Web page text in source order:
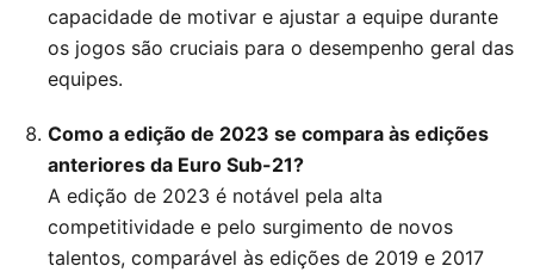
capacidade de motivar e ajustar a equipe durante
os jogos são cruciais para o desempenho geral das
equipes.
Como a edição de 2023 se compara às edições
anteriores da Euro Sub-21?
A edição de 2023 é notável pela alta
competitividade e pelo surgimento de novos
talentos, comparável às edições de 2019 e 2017